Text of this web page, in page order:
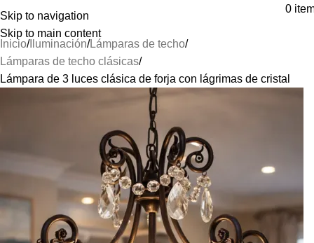
Skip to navigation
Skip to main content
⚡REALIZAMOS ENVÍOS A TODA ESPAÑA⚡ 0
Inicio Iluminación Lámparas de techo
Lámparas de techo clásicas
Lámpara de 3 luces clásica de forja con lágrimas de cristal